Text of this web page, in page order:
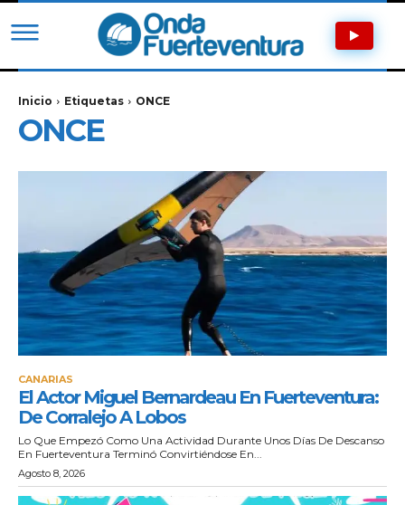
Inicio Etiquetas ONCE
ONCE
CANARIAS
El Actor Miguel Bernardeau En Fuerteventura:
De Corralejo A Lobos
Lo Que Empezó Como Una Actividad Durante Unos Días De Descanso
En Fuerteventura Terminó Convirtiéndose En...
Agosto 8, 2026